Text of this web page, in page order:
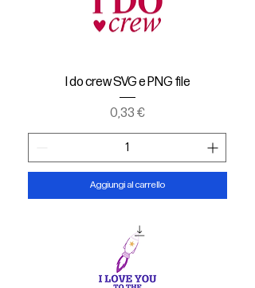
I do crew SVG e PNG file
Prezzo
0,33 €
Aggiungi al carrello